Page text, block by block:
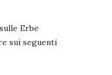
Erbe
sui seguenti